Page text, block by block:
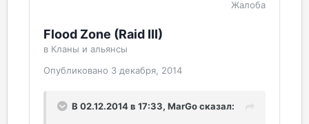
Жалоба
Flood Zone (Raid III)
в Кланы и альянсы
Опубликовано 3 декабря, 2014
В 02.12.2014 в 17:33, MarGo сказал: